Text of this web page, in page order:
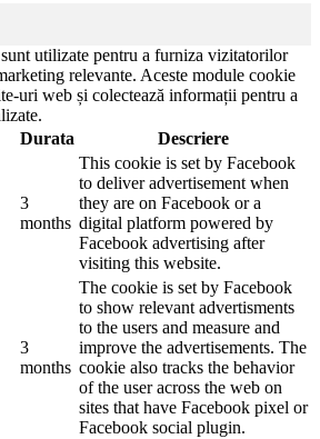
utilizate pentru a furniza vizitatorilor
relevante. Aceste module cookie
uri web și colectează informații pentru a
Durata Descriere
3
months
This cookie is set by Facebook
to deliver advertisement when
they are on Facebook or a
digital platform powered by
Facebook advertising after
visiting this website.
3
months
The cookie is set by Facebook
to show relevant advertisments
to the users and measure and
improve the advertisements. The
cookie also tracks the behavior
of the user across the web on
sites that have Facebook pixel or
Facebook social plugin.